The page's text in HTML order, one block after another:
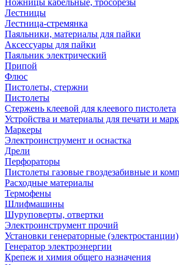
Ножницы кабельные, тросорезы
Лестницы
Лестница-стремянка
Паяльники, материалы для пайки
Аксессуары для пайки
Паяльник электрический
Припой
Флюс
Пистолеты, стержни
Пистолеты
Стержень клеевой для клеевого пистолета
Устройства и материалы для печати и
Маркеры
Электроинструмент и оснастка
Дрели
Перфораторы
Пистолеты газовые гвоздезабивные и
Расходные материалы
Термофены
Шлифмашины
Шуруповерты, отвертки
Электроинструмент прочий
Установки генераторные (электростанции)
Генератор электроэнергии
Крепеж и химия общего назначения